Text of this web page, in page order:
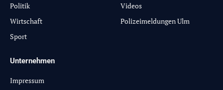
Politik
Wirtschaft
Sport
Videos
Polizeimeldungen Ulm
Unternehmen
Impressum